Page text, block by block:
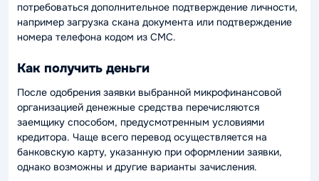
потребоваться дополнительное подтверждение личности,
например загрузка скана документа или подтверждение
номера телефона кодом из СМС.
Как получить деньги
После одобрения заявки выбранной микрофинансовой
организацией денежные средства перечисляются
заемщику способом, предусмотренным условиями
кредитора. Чаще всего перевод осуществляется на
банковскую карту, указанную при оформлении заявки,
однако возможны и другие варианты зачисления.